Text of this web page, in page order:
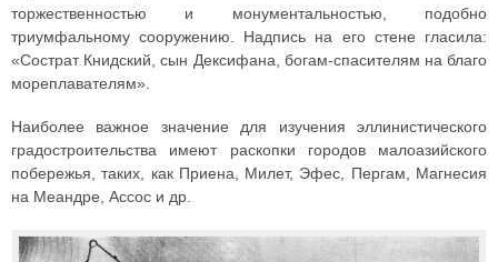
торжественностью и монументальностью, подобно
триумфальному сооружению. Надпись на его стене гласила:
«Сострат Книдский, сын Дексифана, богам-спасителям на благо
мореплавателям».
Наиболее важное значение для изучения эллинистического
градостроительства имеют раскопки городов малоазийского
побережья, таких, как Приена, Милет, Эфес, Пергам, Магнесия
на Меандре, Ассос и др.